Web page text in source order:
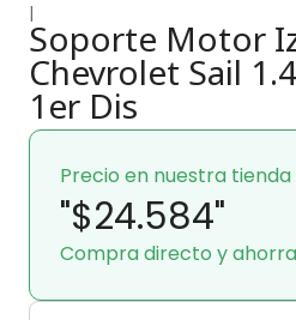
|
Soporte Motor
Chevrolet Sail
1er Dis
Precio en nuestra tienda
"$24.584"
Compra directo y ahorra